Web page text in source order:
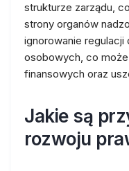
strukturze zarządu,
strony organów
ignorowanie
osobowych, co
finansowych oraz
Jakie są
rozwoju